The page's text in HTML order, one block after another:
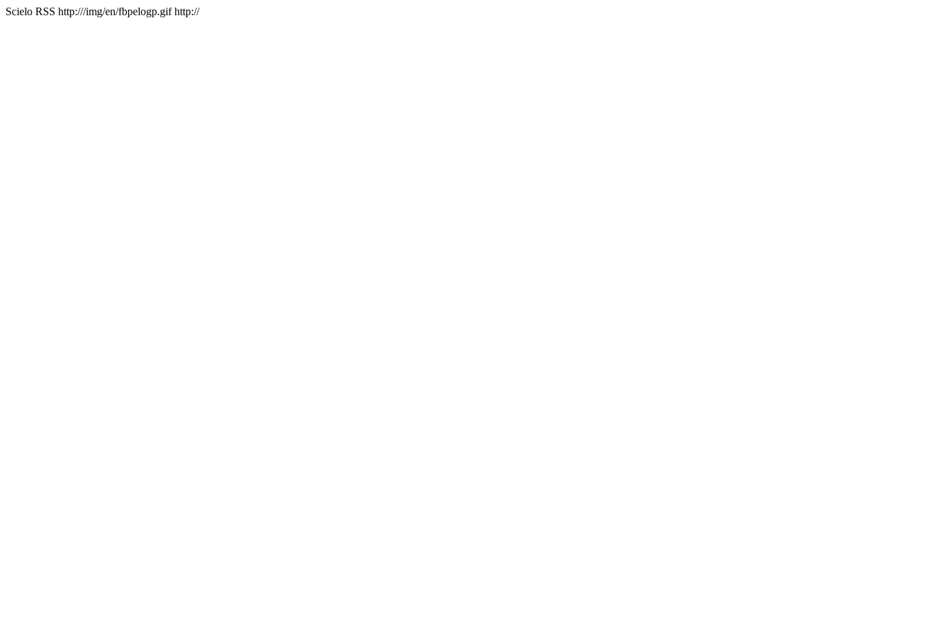
Scielo RSS http:///img/en/fbpelogp.gif http://